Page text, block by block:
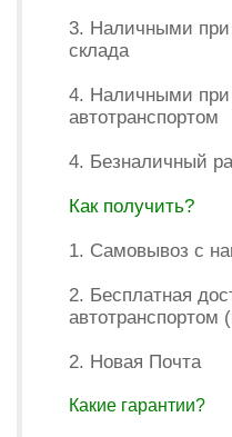
3. Наличными при
склада
4. Наличными
автотранспортом
4. Безналичный
Как получить?
1. Самовывоз с
2. Бесплатная
автотранспортом
2. Новая Почта
Какие гарантии?